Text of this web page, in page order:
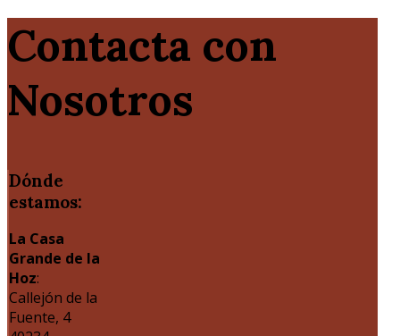
Contacta con
Nosotros
Dónde
estamos:
La Casa
Grande de la
Hoz:
Callejón de la
Fuente, 4